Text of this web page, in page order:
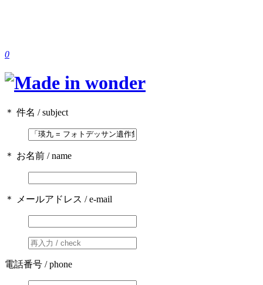
0
＊ 件名 / subject
＊ お名前 / name
＊ メールアドレス / e-mail
電話番号 / phone